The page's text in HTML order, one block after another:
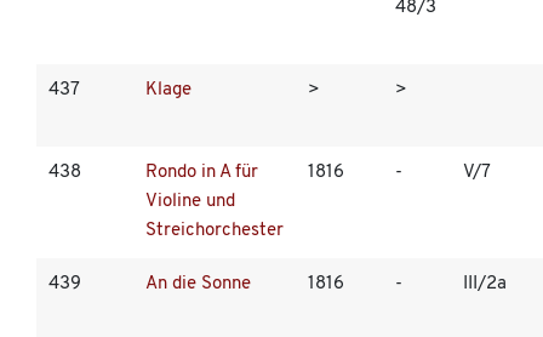
48/3
437 Klage > >
438
Rondo in A für
Violine und
Streichorchester
1816 - V/7
439 An die Sonne 1816 - III/2a